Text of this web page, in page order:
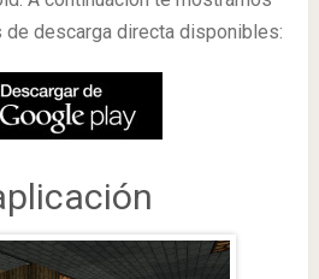
descarga directa disponibles: